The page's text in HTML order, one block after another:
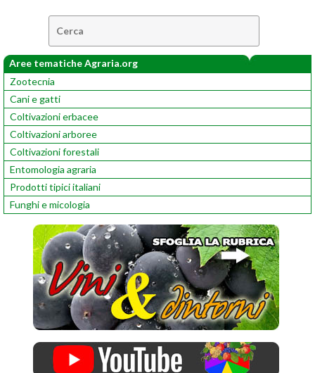
Aree tematiche Agraria.org
Zootecnia
Cani e gatti
Coltivazioni erbacee
Coltivazioni arboree
Coltivazioni forestali
Entomologia agraria
Prodotti tipici italiani
Funghi e micologia